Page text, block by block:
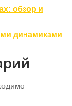
обзор и
динамиками